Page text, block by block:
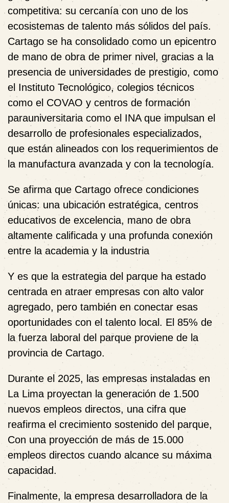
competitiva: su cercanía con uno de los
ecosistemas de talento más sólidos del país.
Cartago se ha consolidado como un epicentro
de mano de obra de primer nivel, gracias a la
presencia de universidades de prestigio, como
el Instituto Tecnológico, colegios técnicos
como el COVAO y centros de formación
parauniversitaria como el INA que impulsan el
desarrollo de profesionales especializados,
que están alineados con los requerimientos de
la manufactura avanzada y con la tecnología.
Se afirma que Cartago ofrece condiciones
únicas: una ubicación estratégica, centros
educativos de excelencia, mano de obra
altamente calificada y una profunda conexión
entre la academia y la industria
Y es que la estrategia del parque ha estado
centrada en atraer empresas con alto valor
agregado, pero también en conectar esas
oportunidades con el talento local. El 85% de
la fuerza laboral del parque proviene de la
provincia de Cartago.
Durante el 2025, las empresas instaladas en
La Lima proyectan la generación de 1.500
nuevos empleos directos, una cifra que
reafirma el crecimiento sostenido del parque,
Con una proyección de más de 15.000
empleos directos cuando alcance su máxima
capacidad.
Finalmente, la empresa desarrolladora de la